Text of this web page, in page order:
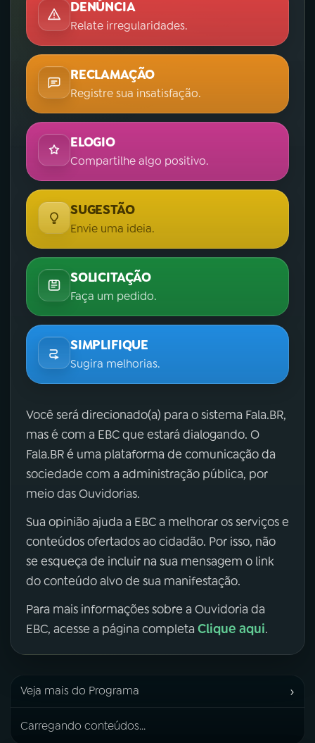
DENÚNCIA
Relate irregularidades.
RECLAMAÇÃO
Registre sua insatisfação.
ELOGIO
Compartilhe algo positivo.
SUGESTÃO
Envie uma ideia.
SOLICITAÇÃO
Faça um pedido.
SIMPLIFIQUE
Sugira melhorias.
Você será direcionado(a) para o sistema Fala.BR,
mas é com a EBC que estará dialogando. O
Fala.BR é uma plataforma de comunicação da
sociedade com a administração pública, por
meio das Ouvidorias.
Sua opinião ajuda a EBC a melhorar os serviços e
conteúdos ofertados ao cidadão. Por isso, não
se esqueça de incluir na sua mensagem o link
do conteúdo alvo de sua manifestação.
Para mais informações sobre a Ouvidoria da
EBC, acesse a página completa Clique aqui.
Veja mais do Programa ›
Carregando conteúdos...